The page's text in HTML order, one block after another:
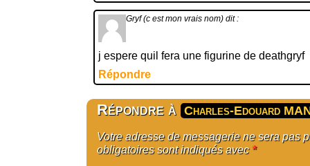
Gryf (c est mon vrais nom) dit :
j espere quil fera une figurine de deathgryf
Répondre
Répondre à Charles-Edouard
Votre adresse de messagerie ne sera pas
obligatoires sont indiqués avec *